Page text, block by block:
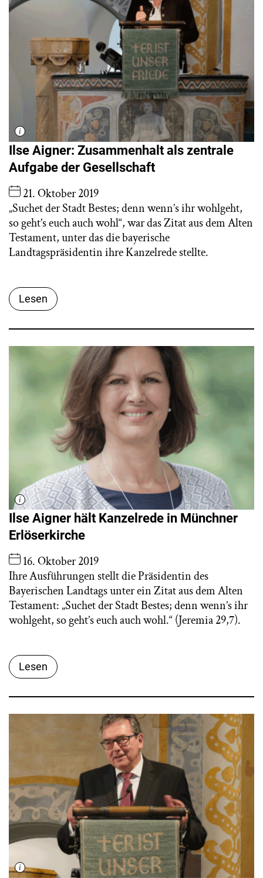
Ilse Aigner: Zusammenhalt als zentrale
Aufgabe der Gesellschaft
21. Oktober 2019
„Suchet der Stadt Bestes; denn wenn’s ihr wohlgeht,
so geht’s euch auch wohl“, war das Zitat aus dem Alten
Testament, unter das die bayerische
Landtagspräsidentin ihre Kanzelrede stellte.
Lesen
Ilse Aigner hält Kanzelrede in Münchner
Erlöserkirche
16. Oktober 2019
Ihre Ausführungen stellt die Präsidentin des
Bayerischen Landtags unter ein Zitat aus dem Alten
Testament: „Suchet der Stadt Bestes; denn wenn’s ihr
wohlgeht, so geht’s euch auch wohl.“ (Jeremia 29,7).
Lesen